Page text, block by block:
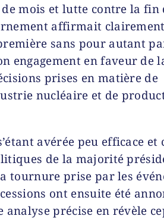
de mois et lutte contre la fin
affirmait
sans pour autant
engagement en faveur de
prises en matière de
nucléaire et de
avérée peu efficace et
de la majorité
tournure prise par les
ont ensuite été
analyse précise en révèle